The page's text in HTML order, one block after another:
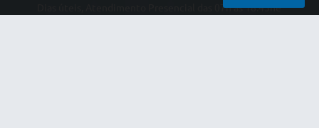
Dias úteis, Atendimento Presencial das 07h as 18:45he